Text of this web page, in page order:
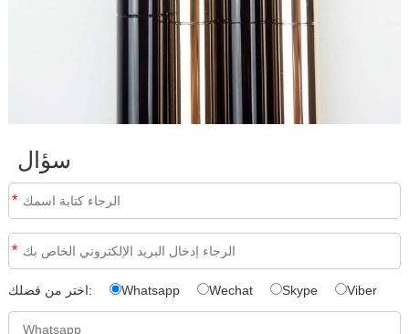
سؤال
*
*
اختر من فضلك: Whatsapp Wechat Skype Viber